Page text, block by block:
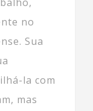
no
Sua
la com
mas